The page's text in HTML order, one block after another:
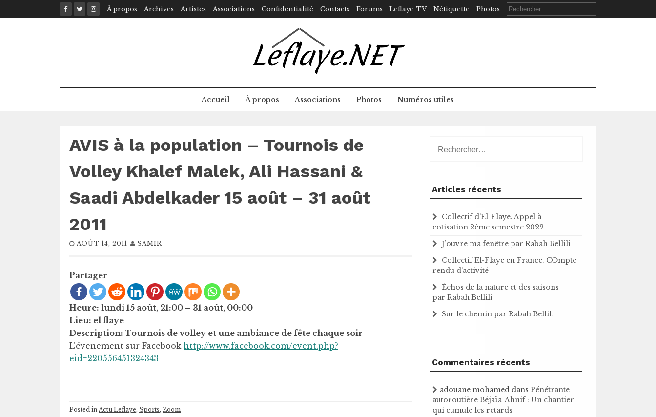
to
À propos Archives Artistes Associations Confidentialité Contacts Forums Leflaye TV Nétiquette Photos Rechercher :
Accueil À propos Associations Photos Numéros utiles
AVIS à la population – Tournois de
Volley Khalef Malek, Ali Hassani &
Saadi Abdelkader 15 août – 31 août
2011
AOÛT 14, 2011 SAMIR
Partager
Heure: lundi 15 août, 21:00 – 31 août, 00:00
Lieu: el flaye
Description: Tournois de volley et une ambiance de fête chaque soir
L’évenement sur Facebook http://www.facebook.com/event.php?
eid=220556451324343
Posted in Actu Leflaye, Sports, Zoom
Articles récents
Collectif d’El-Flaye. Appel à
cotisation 2ème semestre 2022
J’ouvre ma fenêtre par Rabah Bellili
Collectif El-Flaye en France. COmpte
rendu d’activité
Échos de la nature et des saisons
par Rabah Bellili
Sur le chemin par Rabah Bellili
Commentaires récents
adouane mohamed dansPénétrante
autoroutière Béjaïa-Ahnif : Un chantier
qui cumule les retards